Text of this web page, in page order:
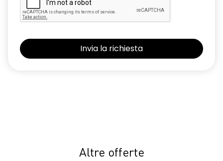
Altre offerte